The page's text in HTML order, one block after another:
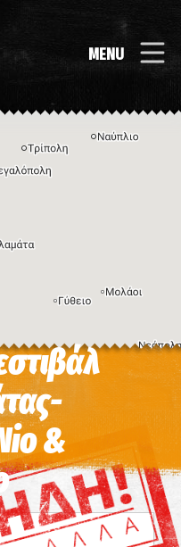
MENU
σε πνευματικά δικαιώματα Όροι
&